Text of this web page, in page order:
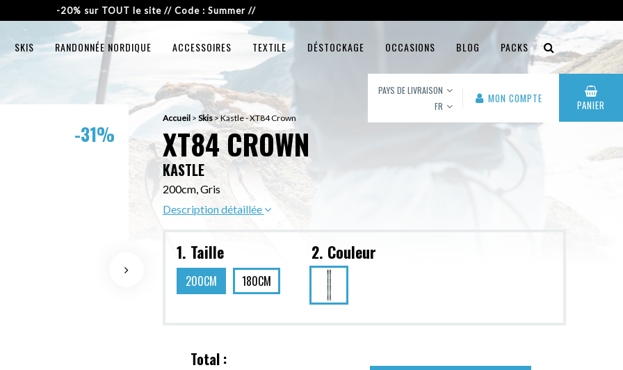
-20% sur TOUT le site // Code : Summer //
SKIS RANDONNÉE NORDIQUE ACCESSOIRES TEXTILE DÉSTOCKAGE OCCASIONS BLOG PACKS
PAYS DE LIVRAISON
FR
MON COMPTE PANIER
-31%
Accueil > Skis>Kastle - XT84 Crown
XT84 CROWN
KASTLE
200cm, Gris
Description détaillée
1. Taille
200CM 180CM
2. Couleur
Total :